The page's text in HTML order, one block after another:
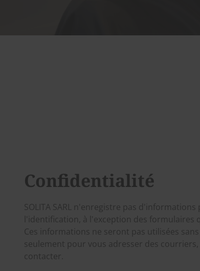
Confidentialité
SOLITA SARL n'enregistre pas
l'identification, à l'exception des
Ces informations ne seront pas utilisées
seulement pour vous adresser des
contacter.